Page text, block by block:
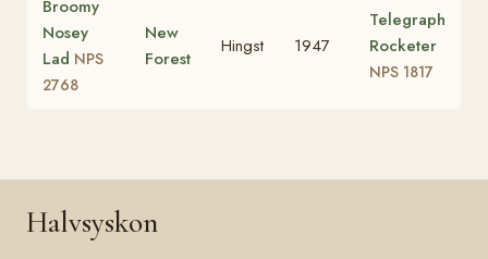
Broomy
Nosey
Lad NPS
2768
New
Forest
Hingst 1947
Telegraph
Rocketer
NPS 1817
Halvsyskon